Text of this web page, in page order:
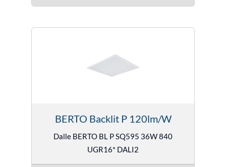
BERTO Backlit P 120lm/W
Dalle BERTO BL P SQ595 36W 840
UGR16* DALI2